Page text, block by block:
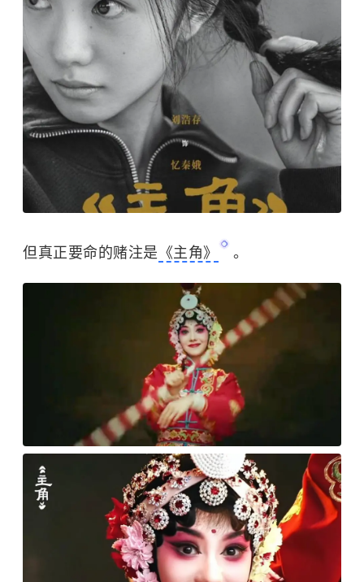
但真正要命的赌注是 《主角》 。